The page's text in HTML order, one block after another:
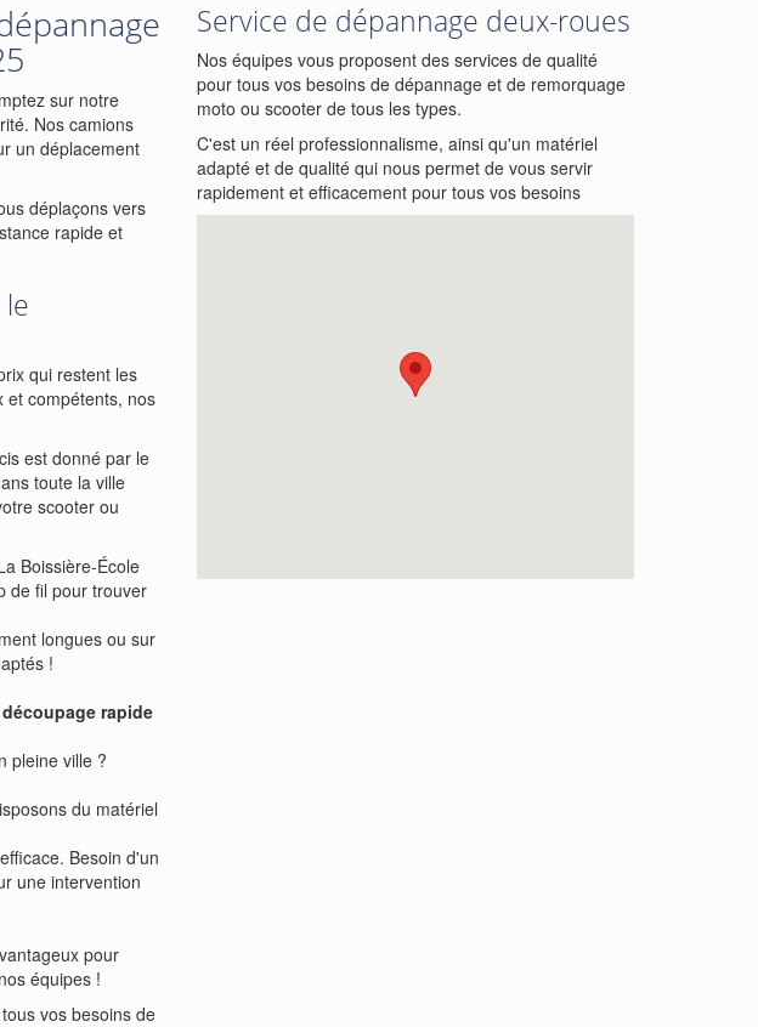
sur notre
Nos camions
un déplacement
déplaçons vers
rapide et
qui restent les
et compétents, nos
est donné par le
toute la ville
scooter ou
Boissière-École
de fil pour trouver
longues ou sur
!
découpage rapide
pleine ville ?
du matériel
Besoin d'un
une intervention
pour
équipes !
vos besoins de
Service de dépannage deux-roues
Nos équipes vous proposent des services de qualité
pour tous vos besoins de dépannage et de remorquage
moto ou scooter de tous les types.
C'est un réel professionnalisme, ainsi qu'un matériel
adapté et de qualité qui nous permet de vous servir
rapidement et efficacement pour tous vos besoins